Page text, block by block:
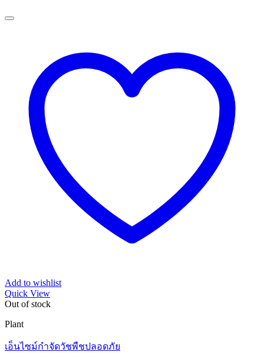
Add to wishlist
Quick View
Out of stock
Plant
เอ็นไซม์กำจัดวัชพืชปลอดภัย